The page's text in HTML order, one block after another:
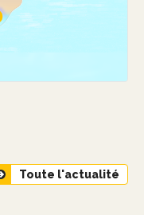
Toute l'actualité